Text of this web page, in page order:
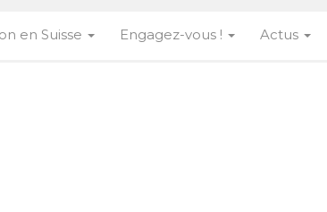
en Suisse Engagez-vous ! Actus